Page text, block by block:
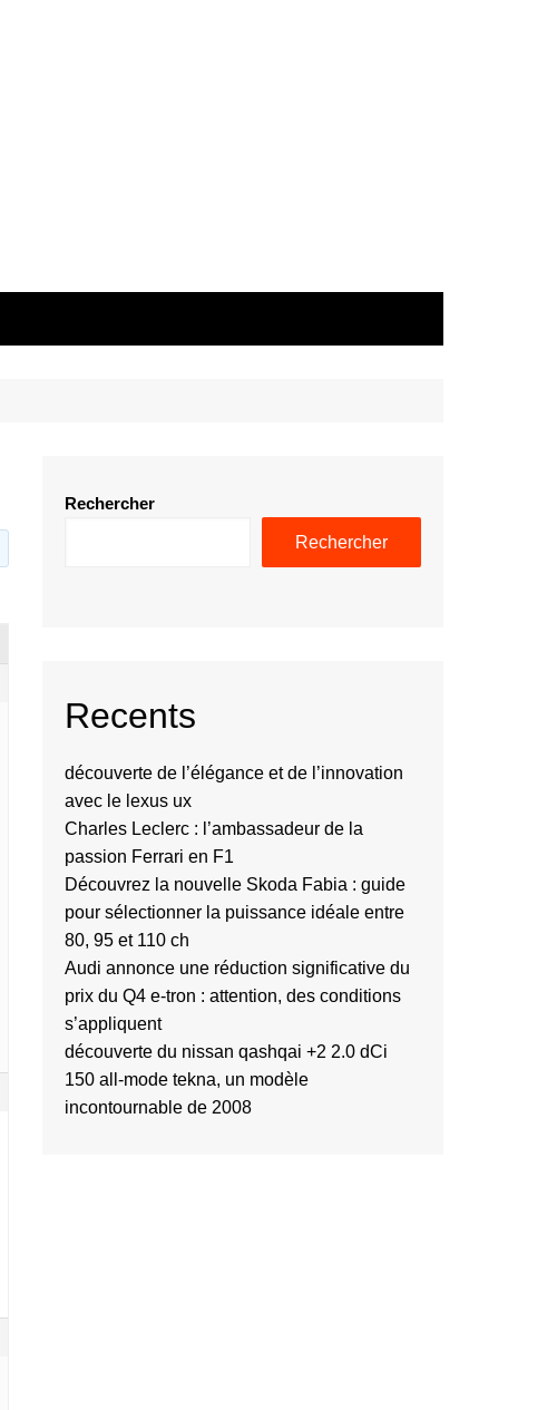
Rechercher
Rechercher
Recents
découverte de l’élégance et de l’innovation
avec le lexus ux
Charles Leclerc : l’ambassadeur de la
passion Ferrari en F1
Découvrez la nouvelle Skoda Fabia : guide
pour sélectionner la puissance idéale entre
80, 95 et 110 ch
Audi annonce une réduction significative du
prix du Q4 e-tron : attention, des conditions
s’appliquent
découverte du nissan qashqai +2 2.0 dCi
150 all-mode tekna, un modèle
incontournable de 2008